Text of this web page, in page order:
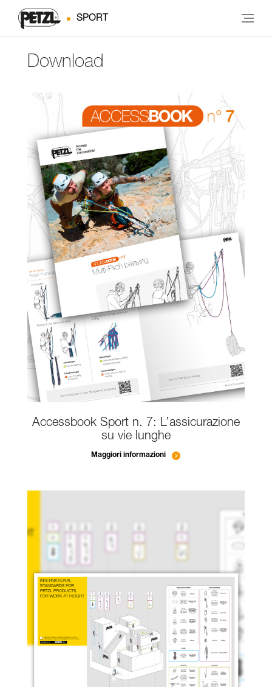
SPORT
Download
Accessbook Sport n. 7: L’assicurazione
su vie lunghe
Maggiori informazioni